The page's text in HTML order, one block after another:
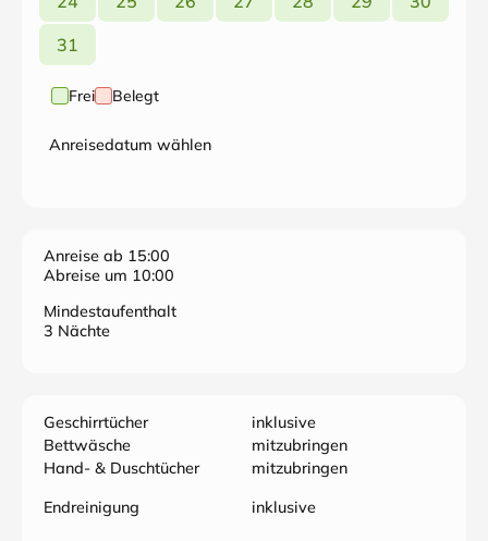
31
Frei Belegt
Anreisedatum wählen
Anreise ab 15:00
Abreise um 10:00
Mindestaufenthalt
3 Nächte
Geschirrtücher
inklusive
Bettwäsche
mitzubringen
Hand- & Duschtücher
mitzubringen
Endreinigung
inklusive